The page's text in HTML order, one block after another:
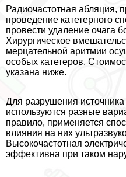
Радиочастотная абляция,
проведение катетерного
провести удаление очага
Хирургическое
мерцательной аритмии
особых катетеров.
указана ниже.
Для разрушения
используются разные
правило, применяется
влияния на них
Высокочастотная
эффективна при таком